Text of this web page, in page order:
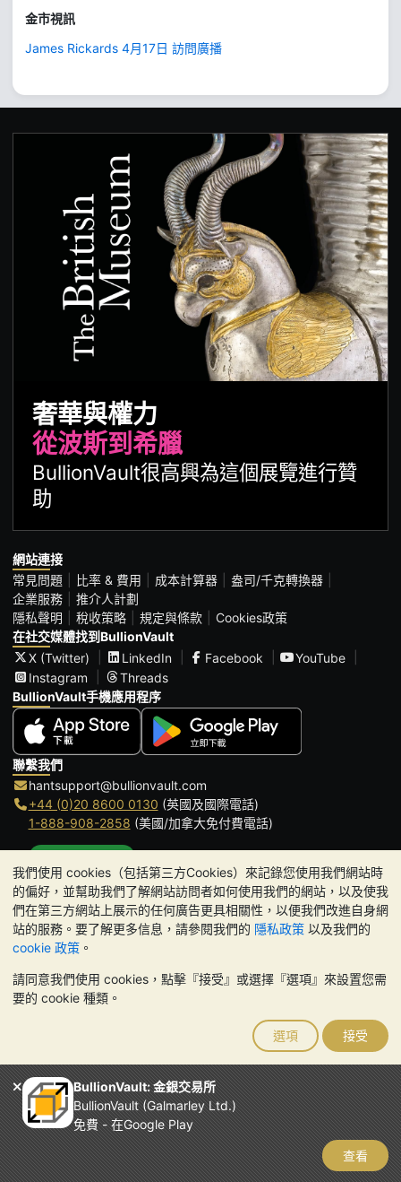
我們使用 cookies（包括第三方Cookies）來記錄您使用我們網站時
的偏好，並幫助我們了解網站訪問者如何使用我們的網站，以及使我
們在第三方網站上展示的任何廣告更具相關性，以便我們改進自身網
站的服務。要了解更多信息，請參閱我們的 隱私政策 以及我們的
cookie 政策 。
請同意我們使用 cookies，點擊『接受』或選擇『選項』來設置您需
要的 cookie 種類。
選項 接受
BullionVault: 金銀交易所
BullionVault (Galmarley Ltd.)
免費 - 在Google Play
查看
金市視訊
James Rickards 4月17日 訪問廣播
奢華與權力
從波斯到希臘
BullionVault很高興為這個展覽進行贊
助
網站連接
常見問題
比率 & 費用 成本計算器
盎司/千克轉換器
企業服務
推介人計劃
隱私聲明
稅收策略 規定與條款
Cookies政策
在社交媒體找到BullionVault
X (Twitter)
LinkedIn Facebook
YouTube
Instagram
Threads
BullionVault手機應用程序
聯繫我們
hantsupport@bullionvault.com
+44 (0)20 8600 0130 (英國及國際電話)
1-888-908-2858 (美國/加拿大免付費電話)
辦公時間:
9am to 8:30pm (英國時間), 周一至周五
Galmarley Ltd T/A BullionVault
3 Shortlands (7th Floor)
London
W6 8DA
貴金屬的價值可能下跌也可能上漲。歷史趨勢不能保證未來
的價格走勢。BullionVault 網站及其任何通訊中的任何內容均不構成
投資建議。您應該考慮尋求專業建議，以確定投資並持有金條是否適
合您。
Galmarley Ltd，以 BullionVault 名義進行交易，在英格蘭和威爾斯
註冊，註冊號碼：4943684
BullionVault Ltd © 2026